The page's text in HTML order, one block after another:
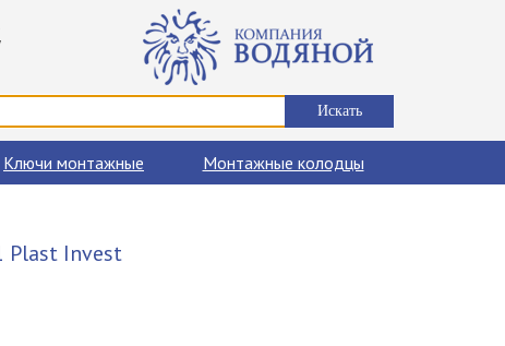
Ключи монтажные Монтажные колодцы
Plast Invest